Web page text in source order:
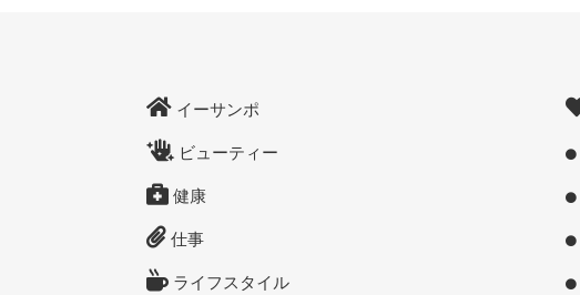
イーサンポ
ビューティー
健康
仕事
ライフスタイル